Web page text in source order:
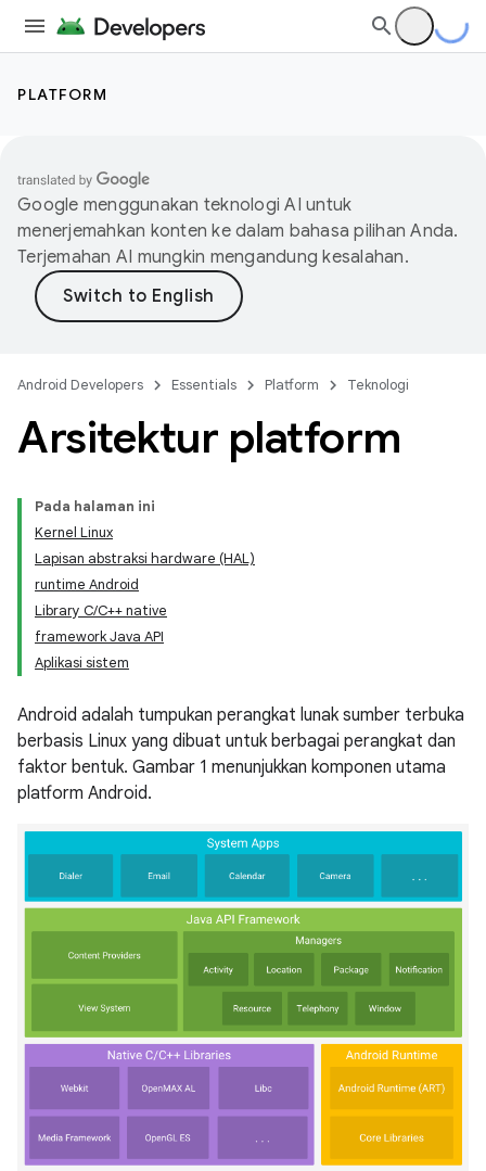
PLATFORM
Google menggunakan teknologi AI untuk
menerjemahkan konten ke dalam bahasa pilihan Anda.
Terjemahan AI mungkin mengandung kesalahan.
Android Developers Essentials Platform Teknologi
Arsitektur platform
Pada halaman ini
Kernel Linux
Lapisan abstraksi hardware (HAL)
runtime Android
Library C/C++ native
framework Java API
Aplikasi sistem
Android adalah tumpukan perangkat lunak sumber terbuka
berbasis Linux yang dibuat untuk berbagai perangkat dan
faktor bentuk. Gambar 1 menunjukkan komponen utama
platform Android.